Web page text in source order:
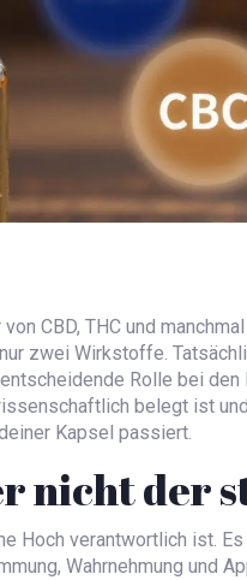
CBD, THC und
zwei Wirkstoffe.
Rolle bei den
belegt ist
Kapsel passiert.
nicht der
Hoch verantwortlich ist.
Wahrnehmung und